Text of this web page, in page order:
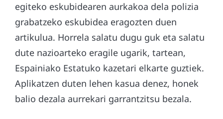
egiteko eskubidearen aurkakoa dela polizia
grabatzeko eskubidea eragozten duen
artikulua. Horrela salatu dugu guk eta salatu
dute nazioarteko eragile ugarik, tartean,
Espainiako Estatuko kazetari elkarte guztiek.
Aplikatzen duten lehen kasua denez, honek
balio dezala aurrekari garrantzitsu bezala.